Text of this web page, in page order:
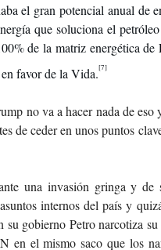
el gran potencial anual de
que soluciona el
de la matriz energética
favor de la Vida.[7]
no va a hacer nada de
de ceder en unos puntos
una invasión gringa y
internos del país y
gobierno Petro narcotiza
en el mismo saco que los